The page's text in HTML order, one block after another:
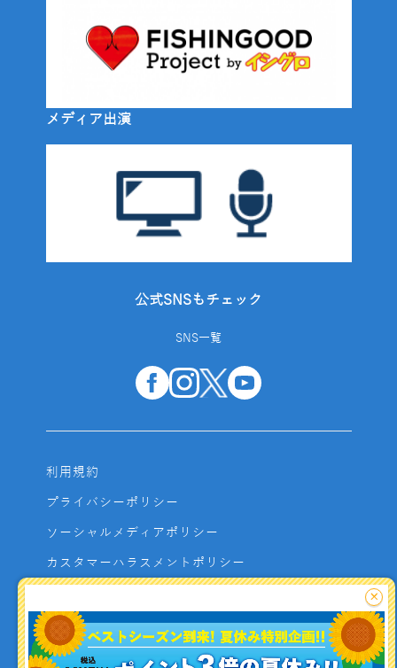
メディア出演
公式SNSもチェック
SNS一覧
利用規約
プライバシーポリシー
ソーシャルメディアポリシー
カスタマーハラスメントポリシー
よくあるご質問
お問い合わせ
×